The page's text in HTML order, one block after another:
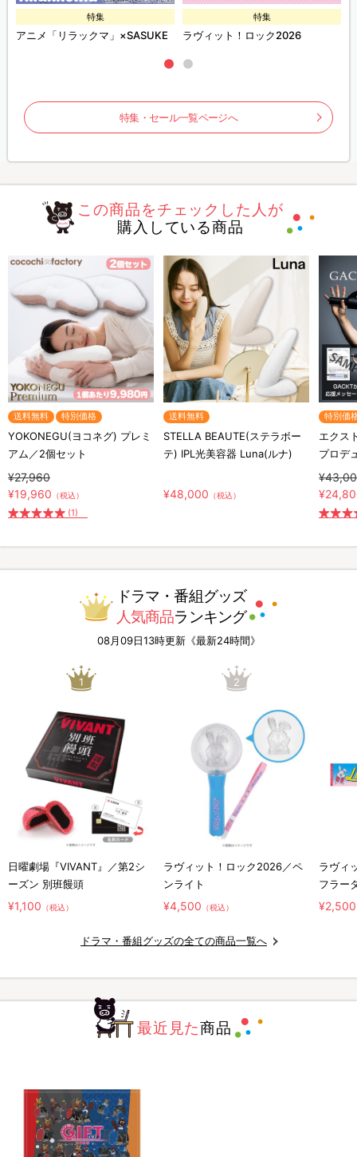
特集
アニメ「リラックマ」×SASUKE
特集
ラヴィット！ロック2026
特集・セール一覧ページへ
この商品をチェックした人が
購入している商品
送料無料 特別価格
YOKONEGU(ヨコネグ) プレミ
アム／2個セット
¥27,960
¥19,960 （税込）
(1)
送料無料
STELLA BEAUTE(ステラボー
テ) IPL光美容器 Luna(ルナ)
¥48,000 （税込）
特別価
エクス
プロデ
ドラマ・番組グッズ
人気商品ランキング
08月09日13時更新《最新24時間》
1
日曜劇場『VIVANT』／第2シ
ーズン 別班饅頭
¥1,100 （税込）
2
ラヴィット！ロック2026／ペ
ンライト
¥4,500 （税込）
ラヴィ
フラー
¥2,500
ドラマ・番組グッズの全ての商品一覧へ
最近見た商品